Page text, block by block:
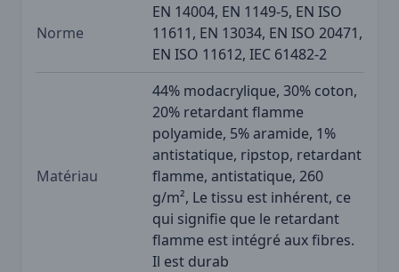
Norme
EN 14004, EN 1149-5, EN ISO
11611, EN 13034, EN ISO 20471,
EN ISO 11612, IEC 61482-2
Matériau
44% modacrylique, 30% coton,
20% retardant flamme
polyamide, 5% aramide, 1%
antistatique, ripstop, retardant
flamme, antistatique, 260
g/m², Le tissu est inhérent, ce
qui signifie que le retardant
flamme est intégré aux fibres.
Il est durab